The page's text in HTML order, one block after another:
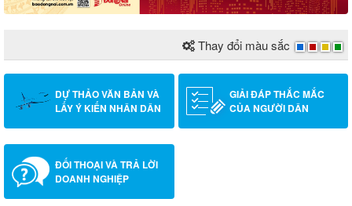
Thay đổi màu sắc
DỰ THẢO VĂN BẢN VÀ
LẤY Ý KIẾN NHÂN DÂN
GIẢI ĐÁP THẮC MẮC
CỦA NGƯỜI DÂN
ĐỐI THOẠI VÀ TRẢ LỜI
DOANH NGHIỆP